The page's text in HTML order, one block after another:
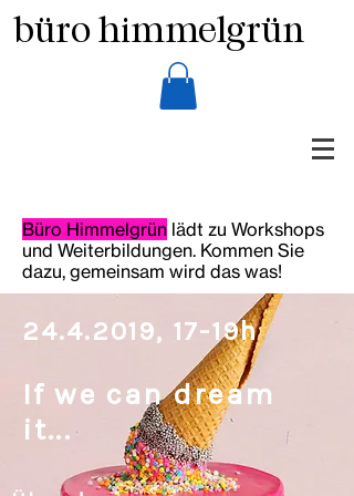
büro himmelgrün
Büro Himmelgrün lädt zu Workshops
und Weiterbildungen. Kommen Sie
dazu, gemeinsam wird das was!
24.4.2019, 17-19h
If we can dream
it...